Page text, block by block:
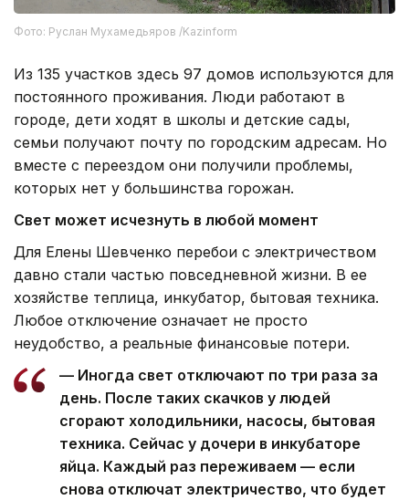
Фото: Руслан Мухамедьяров /Kazinform
Из 135 участков здесь 97 домов используются для
постоянного проживания. Люди работают в
городе, дети ходят в школы и детские сады,
семьи получают почту по городским адресам. Но
вместе с переездом они получили проблемы,
которых нет у большинства горожан.
Свет может исчезнуть в любой момент
Для Елены Шевченко перебои с электричеством
давно стали частью повседневной жизни. В ее
хозяйстве теплица, инкубатор, бытовая техника.
Любое отключение означает не просто
неудобство, а реальные финансовые потери.
— Иногда свет отключают по три раза за
день. После таких скачков у людей
сгорают холодильники, насосы, бытовая
техника. Сейчас у дочери в инкубаторе
яйца. Каждый раз переживаем — если
снова отключат электричество, что будет